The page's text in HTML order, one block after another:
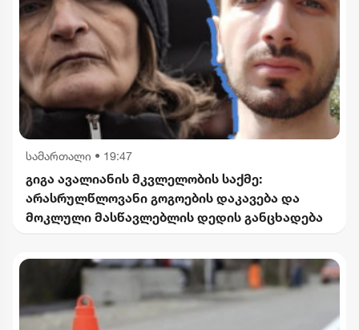
სამართალი • 19:47
გიგა ავალიანის მკვლელობის საქმე:
არასრულწლოვანი გოგოების დაკავება და
მოკლული მასწავლებლის დედის განცხადება